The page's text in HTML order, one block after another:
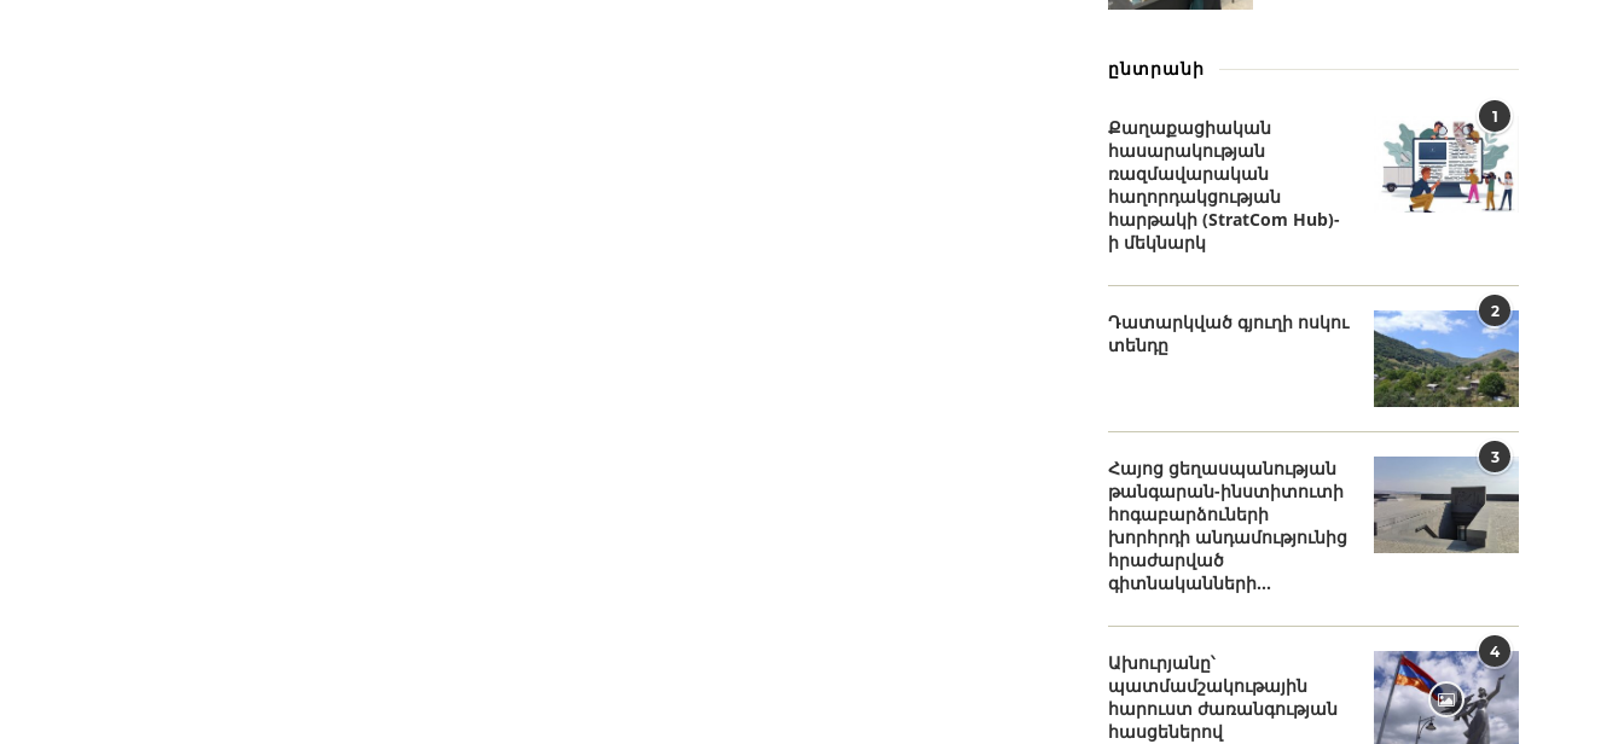
ընտրանի
1
Քաղաքացիական
հասարակության
ռազմավարական
հաղորդակցության
հարթակի (StratCom Hub)-
ի մեկնարկ
2
Դատարկված գյուղի ոսկու
տենդը
3
Հայոց ցեղասպանության
թանգարան-ինստիտուտի
հոգաբարձուների
խորհրդի անդամությունից
հրաժարված
գիտնականների...
4
Ախուրյանը՝
պատմամշակութային
հարուստ ժառանգության
հասցեներով